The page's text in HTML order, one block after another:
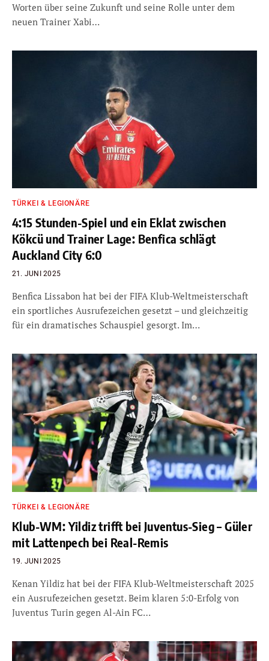
Worten über seine Zukunft und seine Rolle unter dem
neuen Trainer Xabi…
TÜRKEI & LEGIONÄRE
4:15 Stunden-Spiel und ein Eklat zwischen
Kökcü und Trainer Lage: Benfica schlägt
Auckland City 6:0
21. JUNI 2025
Benfica Lissabon hat bei der FIFA Klub-Weltmeisterschaft
ein sportliches Ausrufezeichen gesetzt – und gleichzeitig
für ein dramatisches Schauspiel gesorgt. Im…
TÜRKEI & LEGIONÄRE
Klub-WM: Yildiz trifft bei Juventus-Sieg – Güler
mit Lattenpech bei Real-Remis
19. JUNI 2025
Kenan Yildiz hat bei der FIFA Klub-Weltmeisterschaft 2025
ein Ausrufezeichen gesetzt. Beim klaren 5:0-Erfolg von
Juventus Turin gegen Al-Ain FC…